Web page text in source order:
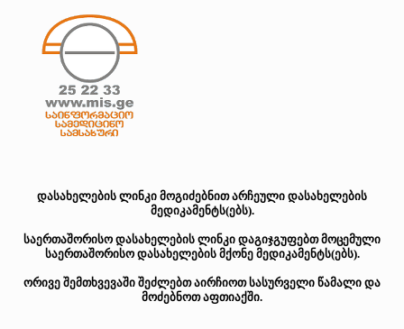
დასახელების ლინკი მოგიძებნით არჩეული დასახელების
მედიკამენტს(ებს).
საერთაშორისო დასახელების ლინკი დაგიჯგუფებთ მოცემული
საერთაშორისო დასახელების მქონე მედიკამენტს(ებს).
ორივე შემთხვევაში შეძლებთ აირჩიოთ სასურველი წამალი და
მოძებნოთ აფთიაქში.